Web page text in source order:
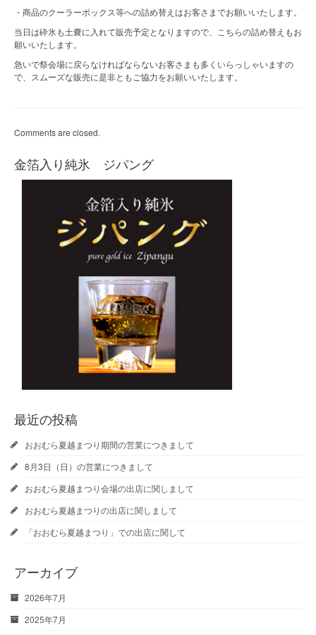
・商品のクーラーボックス等への詰め替えはお客さまでお願いいたします。
当日は砕氷も土嚢に入れて販売予定となりますので、こちらの詰め替えもお
願いいたします。
急いで祭会場に戻らなければならないお客さまも多くいらっしゃいますの
で、スムーズな販売に是非ともご協力をお願いいたします。
Comments are closed.
金箔入り純氷 ジパング
最近の投稿
おおむら夏越まつり期間の営業につきまして
8月3日（日）の営業につきまして
おおむら夏越まつり会場の出店に関しまして
おおむら夏越まつりの出店に関しまして
「おおむら夏越まつり」での出店に関して
アーカイブ
2026年7月
2025年7月